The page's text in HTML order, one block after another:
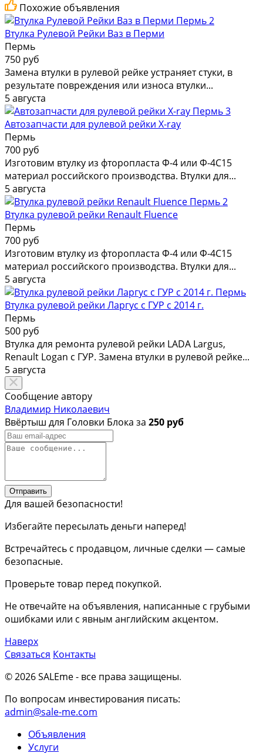
Похожие объявления
2
Втулка Рулевой Рейки Ваз в Перми
Пермь
750 руб
Замена втулки в рулевой рейке устраняет стуки, в
результате повреждения или износа втулки...
5 августа
3
Автозапчасти для рулевой рейки X-ray
Пермь
700 руб
Изготовим втулку из фторопласта Ф-4 или Ф-4С15
материал российского производства. Втулки для...
5 августа
2
Втулка рулевой рейки Renault Fluence
Пермь
700 руб
Изготовим втулку из фторопласта Ф-4 или Ф-4С15
материал российского производства. Втулки для...
5 августа
Втулка рулевой рейки Ларгус с ГУР с 2014 г.
Пермь
500 руб
Втулка для ремонта рулевой рейки LADA Largus,
Renault Logan с ГУР. Замена втулки в рулевой рейке...
5 августа
Сообщение автору
Владимир Николаевич
Ввёртыш для Головки Блока за 250 руб
Отправить
Для вашей безопасности!
Избегайте пересылать деньги наперед!
Встречайтесь с продавцом, личные сделки — самые
безопасные.
Проверьте товар перед покупкой.
Не отвечайте на объявления, написанные с грубыми
ошибками или с явным английским акцентом.
Наверх
Связаться Контакты
© 2026 SALEme - все права защищены.
По вопросам инвестирования писать:
admin@sale-me.com
Объявления
Услуги